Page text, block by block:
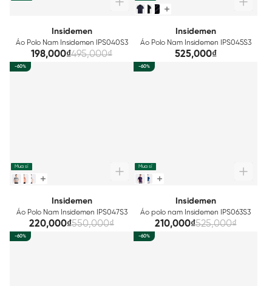
Insidemen
Áo Polo Nam Insidemen IPS040S3
198,000₫495,000₫
Insidemen
Áo Polo Nam Insidemen IPS045S3
525,000₫
-60%
Mua sỉ
Insidemen
Áo Polo Nam Insidemen IPS047S3
220,000₫550,000₫
-60%
Mua sỉ
Insidemen
Áo polo nam Insidemen IPS063S3
210,000₫525,000₫
-60% -60%